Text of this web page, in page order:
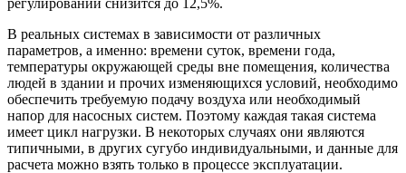
В реальных системах в зависимости от различных
параметров, а именно: времени суток, времени года,
температуры окружающей среды вне помещения, количества
людей в здании и прочих изменяющихся условий, необходимо
обеспечить требуемую подачу воздуха или необходимый
напор для насосных систем. Поэтому каждая такая система
имеет цикл нагрузки. В некоторых случаях они являются
типичными, в других сугубо индивидуальными, и данные для
расчета можно взять только в процессе эксплуатации.